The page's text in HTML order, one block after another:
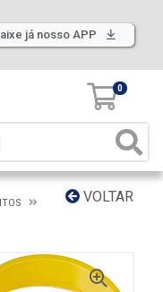
já nosso APP
0
VOLTAR